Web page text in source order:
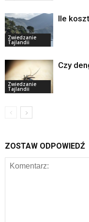
Zwiedzanie
Tajlandii
Ile
Zwiedzanie
Tajlandii
Czy
ZOSTAW ODPOWIEDŹ